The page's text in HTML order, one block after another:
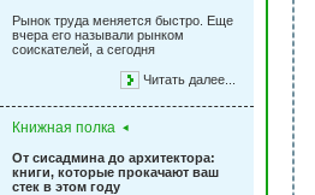
Рынок труда меняется быстро. Еще
вчера его называли рынком
соискателей, а сегодня
Читать далее...
Книжная полка
От сисадмина до архитектора:
книги, которые прокачают ваш
стек в этом году